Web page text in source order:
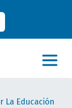
La Educación